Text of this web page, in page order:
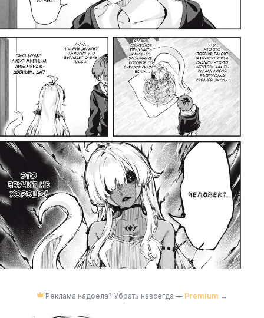
Реклама надоела? Убрать навсегда — Premium →